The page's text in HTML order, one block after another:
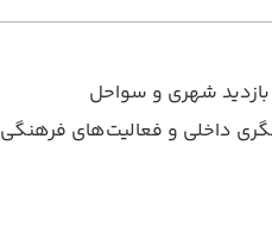
شهری و سواحل
داخلی و فعالیت‌های فرهنگی